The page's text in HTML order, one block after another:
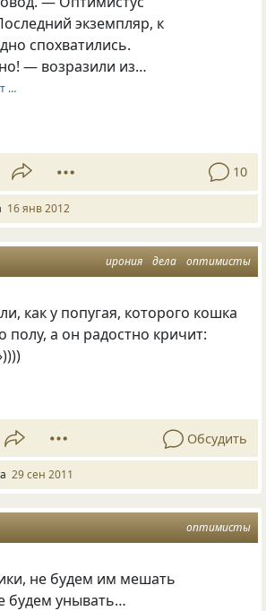
экземпляр, к
спохватились.
— возразили из…
…
10
16 янв 2012
ирония дела оптимисты
как у попугая, которого кошка
полу, а он радостно кричит:
Обсудить
29 сен 2011
оптимисты
не будем им мешать
будем унывать…